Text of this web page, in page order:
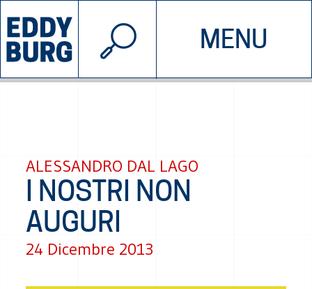
MENU
INIZIATIVE CHI SIAMO
© 2026 EDDYBURG
ALESSANDRO DAL LAGO
I NOSTRI NON
AUGURI
24 Dicembre 2013